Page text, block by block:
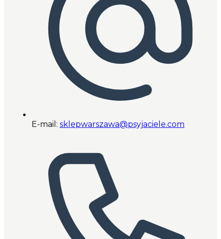
E-mail: sklepwarszawa@psyjaciele.com